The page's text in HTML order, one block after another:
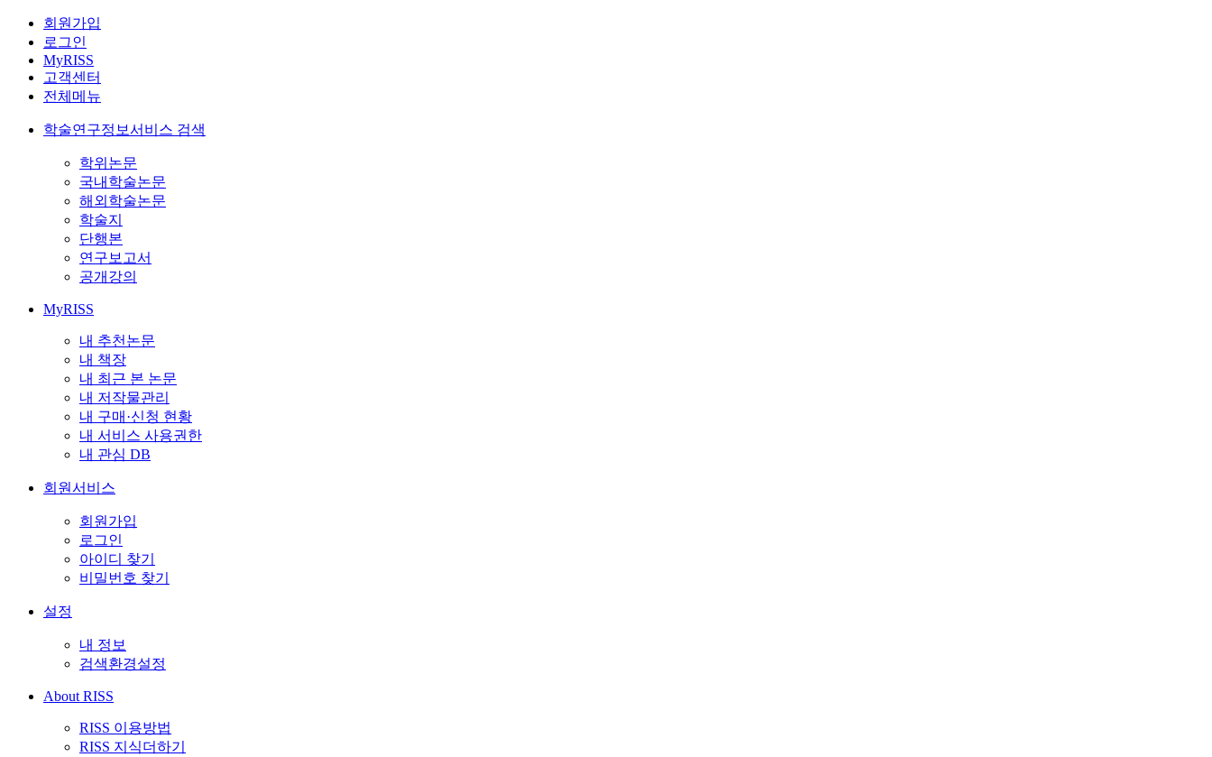
회원가입
로그인
MyRISS
고객센터
전체메뉴
학술연구정보서비스 검색
학위논문
국내학술논문
해외학술논문
학술지
단행본
연구보고서
공개강의
MyRISS
내 추천논문
내 책장
내 최근 본 논문
내 저작물관리
내 구매·신청 현황
내 서비스 사용권한
내 관심 DB
회원서비스
회원가입
로그인
아이디 찾기
비밀번호 찾기
설정
내 정보
검색환경설정
About RISS
RISS 이용방법
RISS 지식더하기